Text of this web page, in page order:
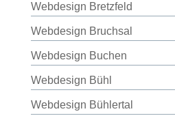
Webdesign Bretzfeld
Webdesign Bruchsal
Webdesign Buchen
Webdesign Bühl
Webdesign Bühlertal